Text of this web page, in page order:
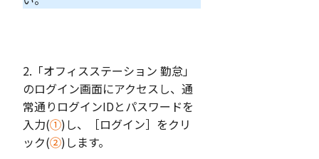
2.「オフィスステーション 勤怠」
のログイン画面にアクセスし、通
常通りログインIDとパスワードを
入力(①)し、［ログイン］をクリ
ック(②)します。